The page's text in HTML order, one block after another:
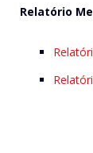
Relatório